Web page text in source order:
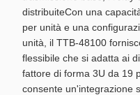
distribuiteCon una
per unità e una
unità, il TTB-48100
flessibile che si adatta ai
fattore di forma 3U da 19
consente un'integrazione